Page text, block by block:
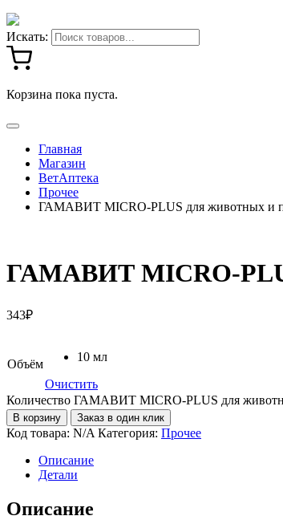
Искать:
Корзина пока пуста.
Главная
Магазин
ВетАптека
Прочее
ГАМАВИТ MICRO-PLUS для животных и
ГАМАВИТ MICRO-
343₽
Объём
10 мл
Очистить
Количество ГАМАВИТ MICRO-PLUS для
В корзину Заказ в один клик
Код товара: N/A Категория: Прочее
Описание
Детали
Описание